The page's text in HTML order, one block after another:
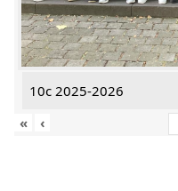
10c 2025-2026
«
‹